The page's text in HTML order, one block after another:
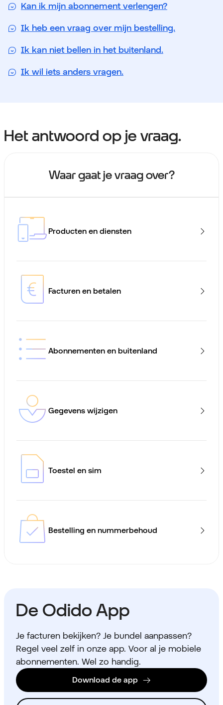
Kan ik mijn abonnement verlengen?
Ik heb een vraag over mijn bestelling.
Ik kan niet bellen in het buitenland.
Ik wil iets anders vragen.
Het antwoord op je vraag.
Waar gaat je vraag over?
Producten en diensten
Facturen en betalen
Abonnementen en buitenland
Gegevens wijzigen
Toestel en sim
Bestelling en nummerbehoud
De Odido App
Je facturen bekijken? Je bundel aanpassen?
Regel veel zelf in onze app. Voor al je mobiele
abonnementen. Wel zo handig.
Download de app